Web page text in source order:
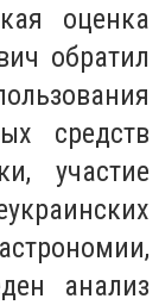
оценка
обратил
средств
участие
анализ